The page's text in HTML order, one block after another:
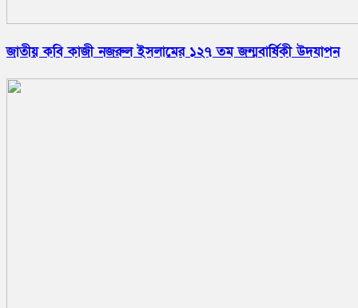
জাতীয় কবি কাজী নজরুল ইসলামের ১২৭ তম জন্মবার্ষিকী উদযাপন